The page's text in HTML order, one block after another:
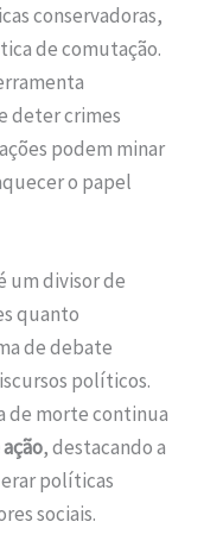
conservadoras,
de comutação.
deter crimes
podem minar
o papel
um divisor de
quanto
de debate
políticos.
de morte continua
, destacando a
políticas
sociais.